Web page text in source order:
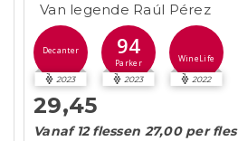
Van legende Raúl Pérez
Decanter
2023
94
Parker
2023
WineLife
2022
29,45
Vanaf 12 flessen 27,00 per fles